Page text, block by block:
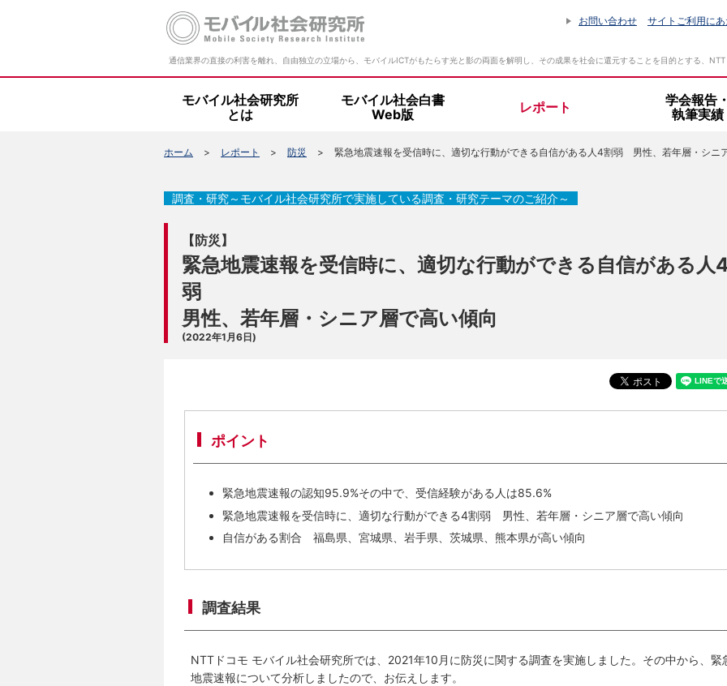
お問い合わせ サイトご利用に
通信業界の直接の利害を離れ、自由独立の立場から、モバイルICTがもたらす光と影の両面を解明し、その成果を社会に還元することを目的とする、
モバイル社会研究所
とは
所長挨拶
モバイル社会白書
Web版
レポート
学会報告
執筆実績
ホーム レポート 防災 緊急地震速報を受信時に、適切な行動ができる自信がある人4割弱 男性、若年層・シニ
【防災】
緊急地震速報を受信時に、適切な行動ができる自信がある人
弱
男性、若年層・シニア層で高い傾向
(2022年1月6日)
調査・研究～モバイル社会研究所で実施している調査・研究テーマのご紹介～
ポイント
緊急地震速報の認知95.9%その中で、受信経験がある人は85.6%
緊急地震速報を受信時に、適切な行動ができる4割弱 男性、若年層・シニア層で高い傾向
自信がある割合 福島県、宮城県、岩手県、茨城県、熊本県が高い傾向
調査結果
NTTドコモ モバイル社会研究所では、2021年10月に防災に関する調査を実施しました。その中から、緊
地震速報について分析しましたので、お伝えします。